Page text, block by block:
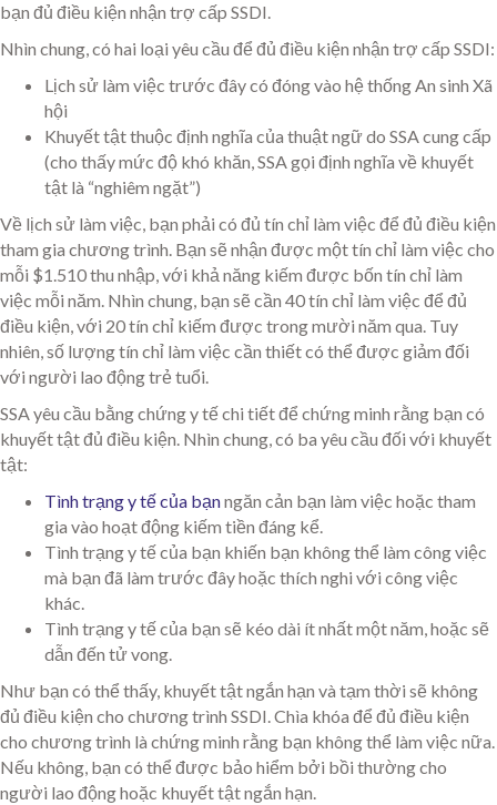
bạn đủ điều kiện nhận trợ cấp SSDI.
Nhìn chung, có hai loại yêu cầu để đủ điều kiện nhận trợ cấp SSDI:
Lịch sử làm việc trước đây có đóng vào hệ thống An sinh Xã
hội
Khuyết tật thuộc định nghĩa của thuật ngữ do SSA cung cấp
(cho thấy mức độ khó khăn, SSA gọi định nghĩa về khuyết
tật là “nghiêm ngặt”)
Về lịch sử làm việc, bạn phải có đủ tín chỉ làm việc để đủ điều kiện
tham gia chương trình. Bạn sẽ nhận được một tín chỉ làm việc cho
mỗi $1.510 thu nhập, với khả năng kiếm được bốn tín chỉ làm
việc mỗi năm. Nhìn chung, bạn sẽ cần 40 tín chỉ làm việc để đủ
điều kiện, với 20 tín chỉ kiếm được trong mười năm qua. Tuy
nhiên, số lượng tín chỉ làm việc cần thiết có thể được giảm đối
với người lao động trẻ tuổi.
SSA yêu cầu bằng chứng y tế chi tiết để chứng minh rằng bạn có
khuyết tật đủ điều kiện. Nhìn chung, có ba yêu cầu đối với khuyết
tật:
Tình trạng y tế của bạnngăn cản bạn làm việc hoặc tham
gia vào hoạt động kiếm tiền đáng kể.
Tình trạng y tế của bạn khiến bạn không thể làm công việc
mà bạn đã làm trước đây hoặc thích nghi với công việc
khác.
Tình trạng y tế của bạn sẽ kéo dài ít nhất một năm, hoặc sẽ
dẫn đến tử vong.
Như bạn có thể thấy, khuyết tật ngắn hạn và tạm thời sẽ không
đủ điều kiện cho chương trình SSDI. Chìa khóa để đủ điều kiện
cho chương trình là chứng minh rằng bạn không thể làm việc nữa.
Nếu không, bạn có thể được bảo hiểm bởi bồi thường cho
người lao động hoặc khuyết tật ngắn hạn.